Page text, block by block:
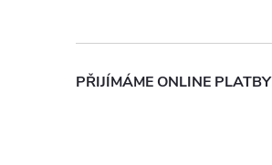
e
PŘIJÍMÁME ONLINE PLATBY